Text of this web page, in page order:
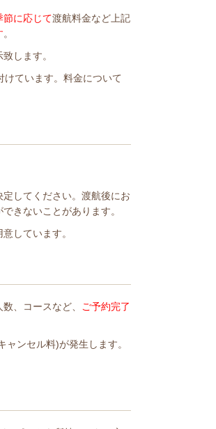
節に応じて渡航料金など上記
。
します。
けています。料金について
してください。渡航後にお
きないことがあります。
しています。
、コースなど、
ご予約完了
ンセル料)が発生します。